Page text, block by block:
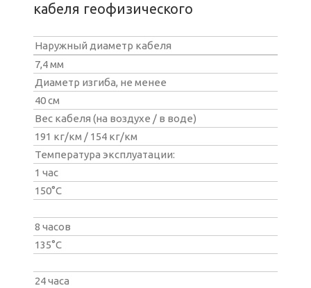
кабеля геофизического
Наружный диаметр кабеля
7,4 мм
Диаметр изгиба, не менее
40 см
Вес кабеля (на воздухе / в воде)
191 кг/км / 154 кг/км
Температура эксплуатации:
1 час
150°С
8 часов
135°С
24 часа